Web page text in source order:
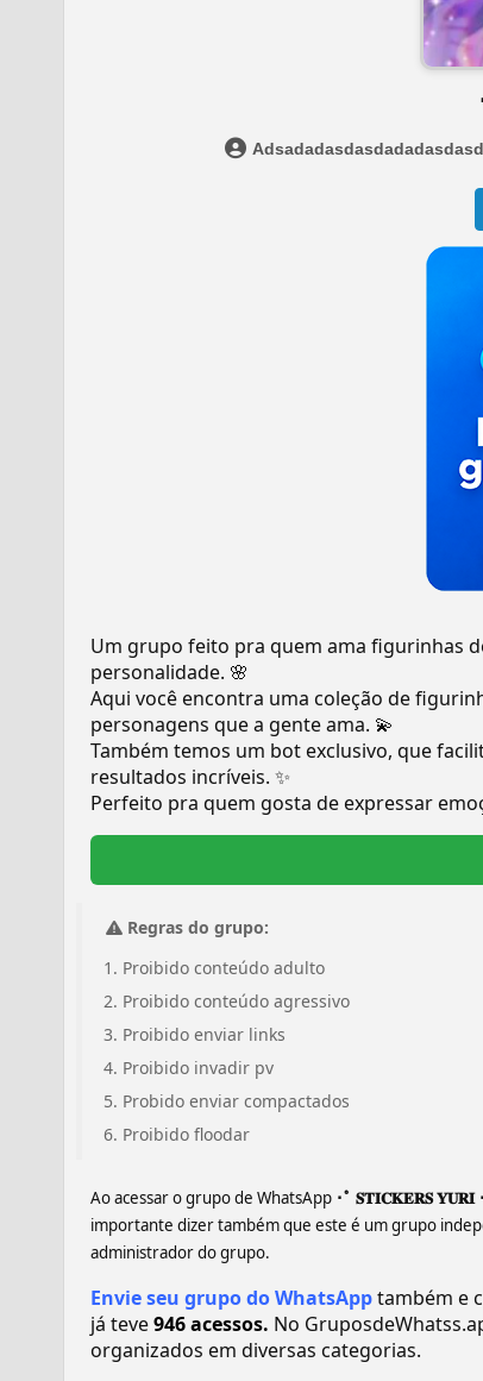
Um grupo feito pra quem ama figurinhas
personalidade. 🌸
Aqui você encontra uma coleção de
personagens que a gente ama. 💫
Também temos um bot exclusivo, que
resultados incríveis. ✨
Perfeito pra quem gosta de expressar
Regras do grupo:
Proibido conteúdo adulto
Proibido conteúdo agressivo
Proibido enviar links
Proibido invadir pv
Probido enviar compactados
Proibido floodar
Ao acessar o grupo de WhatsApp ･ﾟ 𝐒𝐓𝐈𝐂𝐊𝐄𝐑𝐒 𝐘𝐔𝐑𝐈
importante dizer também que este é um grupo
administrador do grupo.
Envie seu grupo do WhatsApptambém e
já teve946 acessos. No
organizados em diversas categorias.